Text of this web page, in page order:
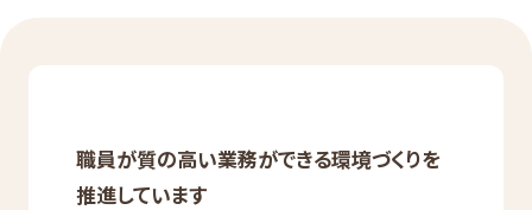
職員が質の高い業務ができる環境づくりを
推進しています